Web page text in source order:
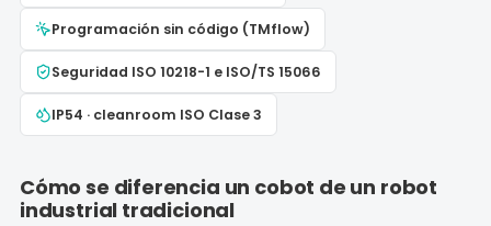
Programación sin código (TMflow)
Seguridad ISO 10218-1 e ISO/TS 15066
IP54 · cleanroom ISO Clase 3
Cómo se diferencia un cobot de un robot
industrial tradicional